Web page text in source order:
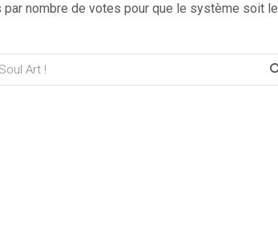
nombre de votes pour que le système soit le